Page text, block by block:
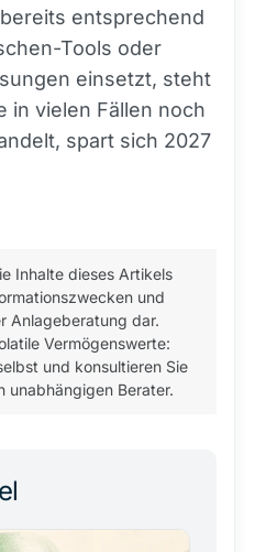
entsprechend
Tools oder
einsetzt, steht
in vielen Fällen noch
spart sich 2027
Inhalte dieses Artikels
und
Anlageberatung dar.
Vermögenswerte:
und konsultieren Sie
unabhängigen Berater.